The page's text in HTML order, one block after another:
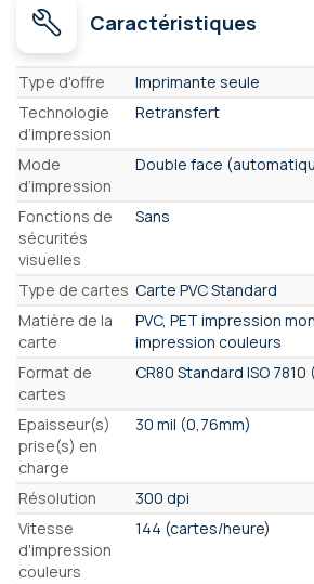
Caractéristiques
Caractéristiques
Type d'offre
Imprimante seule
Technologie
d’impression
Retransfert
Mode
d’impression
Double face
Fonctions de
sécurités
visuelles
Sans
Type de cartes Carte PVC Standard
Matière de la
carte
PVC, PET impression
impression couleurs
Format de
cartes
CR80 Standard ISO 7810
Epaisseur(s)
prise(s) en
charge
30 mil (0,76mm)
Résolution
300 dpi
Vitesse
d'impression
couleurs
144 (cartes/heure)